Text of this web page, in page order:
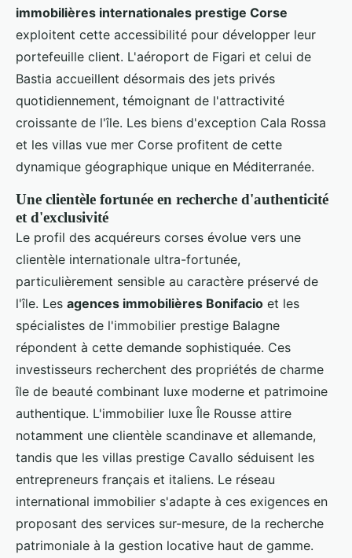
immobilières internationales prestige Corse
exploitent cette accessibilité pour développer leur
portefeuille client. L'aéroport de Figari et celui de
Bastia accueillent désormais des jets privés
quotidiennement, témoignant de l'attractivité
croissante de l'île. Les biens d'exception Cala Rossa
et les villas vue mer Corse profitent de cette
dynamique géographique unique en Méditerranée.
Une clientèle fortunée en recherche d'authenticité
et d'exclusivité
Le profil des acquéreurs corses évolue vers une
clientèle internationale ultra-fortunée,
particulièrement sensible au caractère préservé de
l'île. Les agences immobilières Bonifacio et les
spécialistes de l'immobilier prestige Balagne
répondent à cette demande sophistiquée. Ces
investisseurs recherchent des propriétés de charme
île de beauté combinant luxe moderne et patrimoine
authentique. L'immobilier luxe Île Rousse attire
notamment une clientèle scandinave et allemande,
tandis que les villas prestige Cavallo séduisent les
entrepreneurs français et italiens. Le réseau
international immobilier s'adapte à ces exigences en
proposant des services sur-mesure, de la recherche
patrimoniale à la gestion locative haut de gamme.